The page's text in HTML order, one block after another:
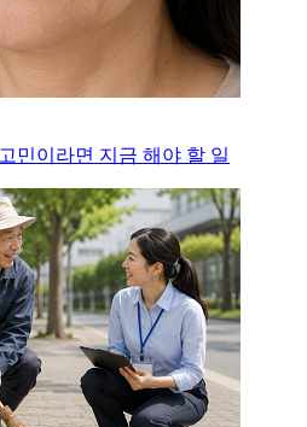
민이라면 지금 해야 할 일